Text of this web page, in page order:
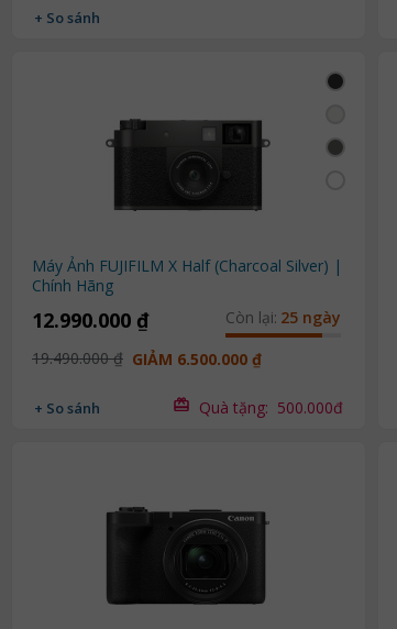
+ So sánh
Máy Ảnh FUJIFILM X Half (Charcoal Silver) |
Chính Hãng
12.990.000 ₫ Còn lại: 25 ngày
19.490.000 ₫ GIẢM 6.500.000 ₫
+ So sánh Quà tặng: 500.000đ